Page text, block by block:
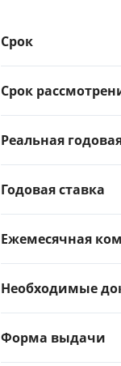
Срок
Срок
Реальная
Годовая ставка
Ежемесячная
Необходимые
Форма выдачи